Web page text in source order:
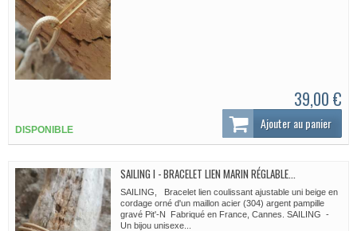
39,00 €
DISPONIBLE Ajouter au panier
SAILING I - BRACELET LIEN MARIN RÉGLABLE...
SAILING, Bracelet lien coulissant ajustable uni beige en
cordage orné d'un maillon acier (304) argent pampille
gravé Pit'-N Fabriqué en France, Cannes. SAILING -
Un bijou unisexe...